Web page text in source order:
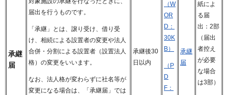
承継
届
届出を行うものです。
「承継」とは、譲り受け、借り受
け、相続による設置者の変更や法人
合併・分割による設置者（設置法人
格）の変更をいいます。
なお、法人格が変わらずに社名等が
変更になる場合は、「承継届」では
承継後30
日以内
（W
OR
D：
30K
B）
（P
D
F：
承継
届
紙によ
る届
出：2部
（届出
者控え
が必要
な場合
は3部）